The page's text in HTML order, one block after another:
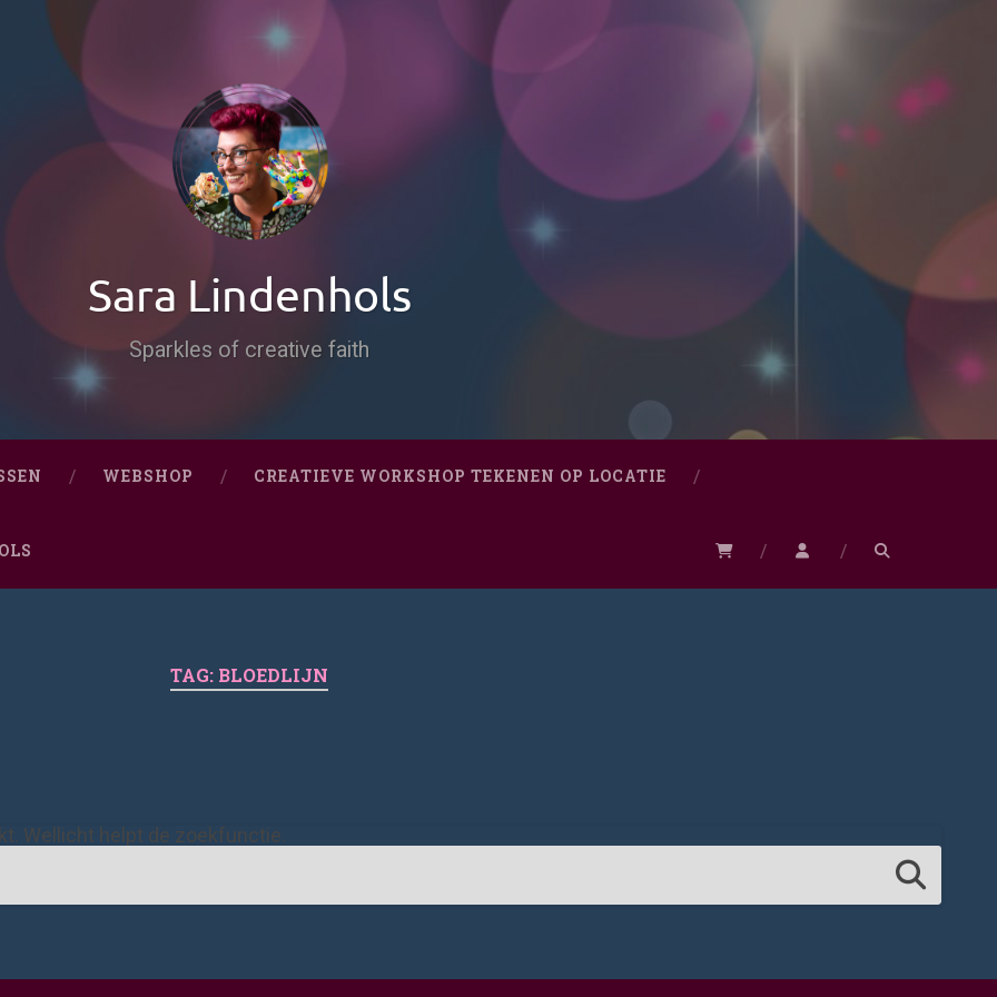
Sara Lindenhols
Sparkles of creative faith
WEBSHOP CREATIEVE WORKSHOP TEKENEN OP LOCATIE
TAG: BLOEDLIJN
Wellicht helpt de zoekfunctie.